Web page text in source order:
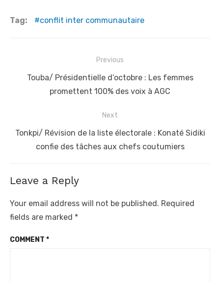
Tag: conflit inter communautaire
navigation
Previous
Previous
Touba/ Présidentielle d’octobre : Les femmes
promettent 100% des voix à AGC
Next
Next
Tonkpi/ Révision de la liste électorale : Konaté Sidiki
confie des tâches aux chefs coutumiers
Leave a Reply
Your email address will not be published. Required
fields are marked *
COMMENT *